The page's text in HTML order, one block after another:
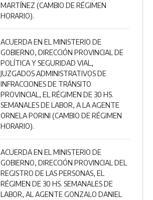
MARTÍNEZ (CAMBIO DE RÉGIMEN
HORARIO).
ACUERDA EN EL MINISTERIO DE
GOBIERNO, DIRECCIÓN PROVINCIAL DE
POLÍTICA Y SEGURIDAD VIAL,
JUZGADOS ADMINISTRATIVOS DE
INFRACCIONES DE TRÁNSITO
PROVINCIAL, EL RÉGIMEN DE 30 HS.
SEMANALES DE LABOR, A LA AGENTE
ORNELA PORINI (CAMBIO DE RÉGIMEN
HORARIO).
ACUERDA EN EL MINISTERIO DE
GOBIERNO, DIRECCIÓN PROVINCIAL DEL
REGISTRO DE LAS PERSONAS, EL
RÉGIMEN DE 30 HS. SEMANALES DE
LABOR, AL AGENTE GONZALO DANIEL